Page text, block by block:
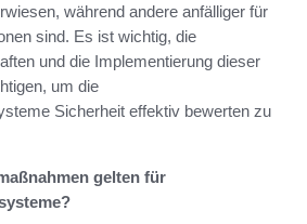
während andere anfälliger für
sind. Es ist wichtig, die
und die Implementierung dieser
um die
Sicherheit effektiv bewerten zu
gelten für